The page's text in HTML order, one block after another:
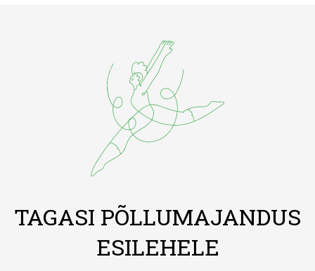
TAGASI PÕLLUMAJANDUS
ESILEHELE